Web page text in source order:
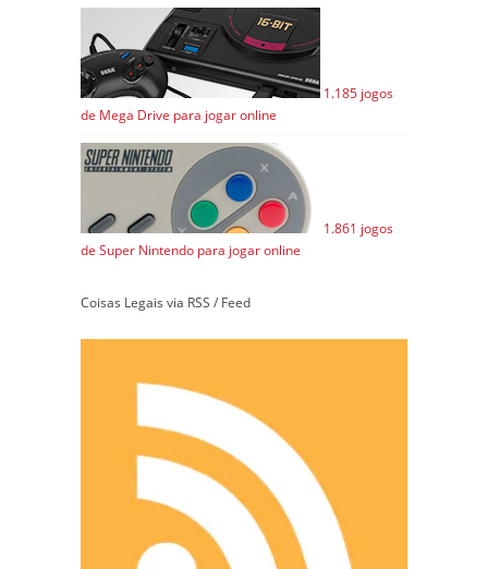
1.185 jogos
de Mega Drive para jogar online
1.861 jogos
de Super Nintendo para jogar online
Coisas Legais via RSS / Feed